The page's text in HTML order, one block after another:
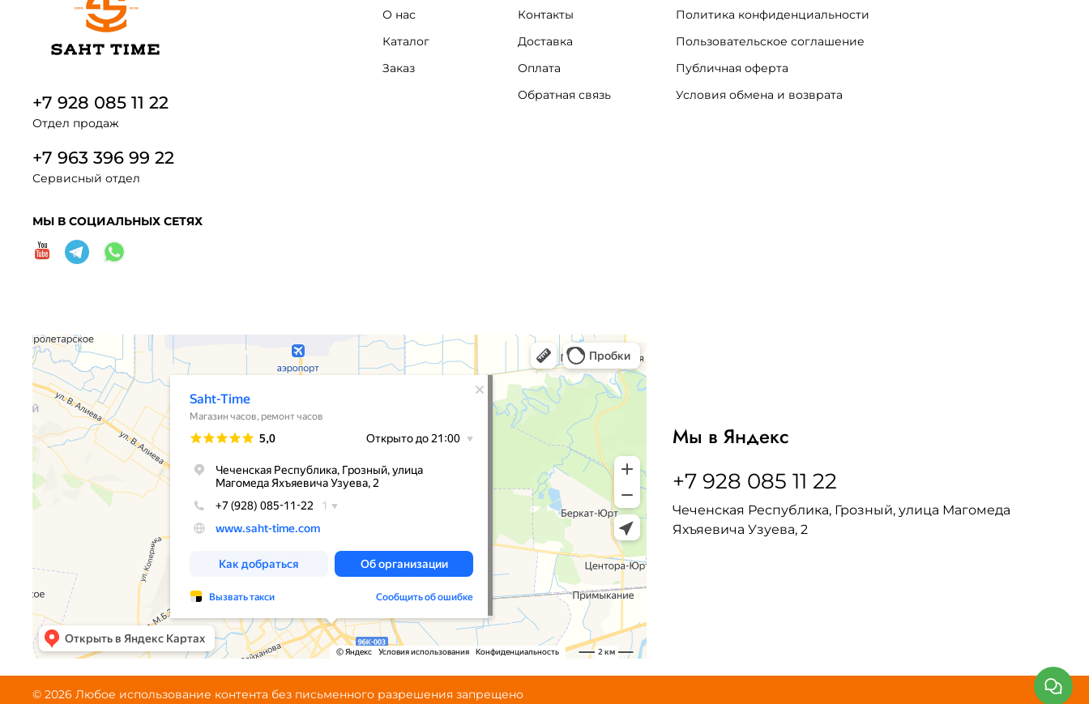
О нас
Каталог
Заказ
Контакты
Доставка
Оплата
Обратная связь
Политика конфиденциальности
Пользовательское соглашение
Публичная оферта
Условия обмена и возврата
+7 928 085 11 22
Отдел продаж
+7 963 396 99 22
Сервисный отдел
МЫ В СОЦИАЛЬНЫХ СЕТЯХ
Мы в Яндекс
+7 928 085 11 22
Чеченская Республика, Грозный, улица Магомеда
Яхъяевича Узуева, 2
© 2026 Любое использование контента без письменного разрешения запрещено